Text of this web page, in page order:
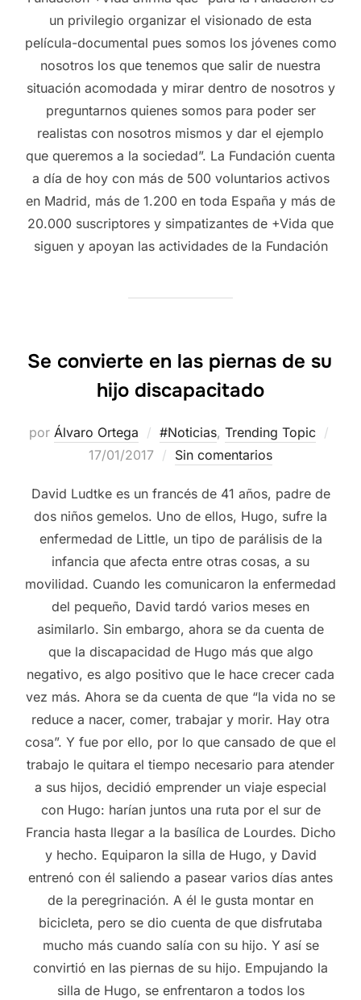
un privilegio organizar el visionado de esta
película-documental pues somos los jóvenes como
nosotros los que tenemos que salir de nuestra
situación acomodada y mirar dentro de nosotros y
preguntarnos quienes somos para poder ser
realistas con nosotros mismos y dar el ejemplo
que queremos a la sociedad”. La Fundación cuenta
a día de hoy con más de 500 voluntarios activos
en Madrid, más de 1.200 en toda España y más de
20.000 suscriptores y simpatizantes de +Vida que
siguen y apoyan las actividades de la Fundación
Se convierte en las piernas de su
hijo discapacitado
por Álvaro Ortega #Noticias, Trending Topic
17/01/2017
Sin comentarios
David Ludtke es un francés de 41 años, padre de
dos niños gemelos. Uno de ellos, Hugo, sufre la
enfermedad de Little, un tipo de parálisis de la
infancia que afecta entre otras cosas, a su
movilidad. Cuando les comunicaron la enfermedad
del pequeño, David tardó varios meses en
asimilarlo. Sin embargo, ahora se da cuenta de
que la discapacidad de Hugo más que algo
negativo, es algo positivo que le hace crecer cada
vez más. Ahora se da cuenta de que “la vida no se
reduce a nacer, comer, trabajar y morir. Hay otra
cosa”. Y fue por ello, por lo que cansado de que el
trabajo le quitara el tiempo necesario para atender
a sus hijos, decidió emprender un viaje especial
con Hugo: harían juntos una ruta por el sur de
Francia hasta llegar a la basílica de Lourdes. Dicho
y hecho. Equiparon la silla de Hugo, y David
entrenó con él saliendo a pasear varios días antes
de la peregrinación. A él le gusta montar en
bicicleta, pero se dio cuenta de que disfrutaba
mucho más cuando salía con su hijo. Y así se
convirtió en las piernas de su hijo. Empujando la
silla de Hugo, se enfrentaron a todos los